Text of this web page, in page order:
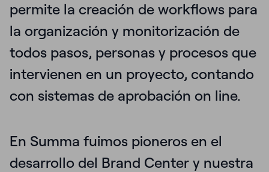
permite la creación de workflows para
la organización y monitorización de
todos pasos, personas y procesos que
intervienen en un proyecto, contando
con sistemas de aprobación on line.
En Summa fuimos pioneros en el
desarrollo del Brand Center y nuestra